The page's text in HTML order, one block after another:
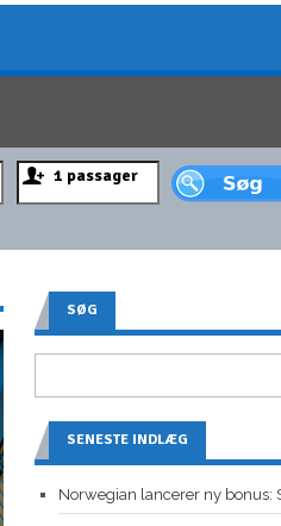
SØG
SENESTE INDLÆG
Norwegian lancerer ny bonus: